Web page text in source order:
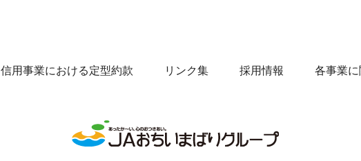
信用事業における定型約款 リンク集 採用情報 各事業